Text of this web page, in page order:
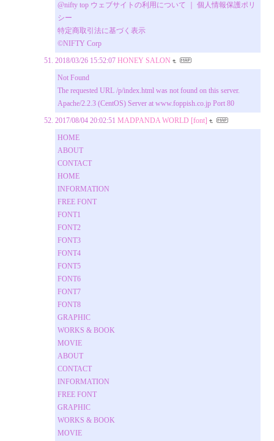
@nifty top ウェブサイトの利用について ｜ 個人情報保護ポリ
シー
特定商取引法に基づく表示
©NIFTY Corp
2018/03/26 15:52:07 HONEY SALON
Not Found
The requested URL /p/index.html was not found on this server.
Apache/2.2.3 (CentOS) Server at www.foppish.co.jp Port 80
2017/08/04 20:02:51 MADPANDA WORLD [font]
HOME
ABOUT
CONTACT
HOME
INFORMATION
FREE FONT
FONT1
FONT2
FONT3
FONT4
FONT5
FONT6
FONT7
FONT8
GRAPHIC
WORKS & BOOK
MOVIE
ABOUT
CONTACT
INFORMATION
FREE FONT
GRAPHIC
WORKS & BOOK
MOVIE